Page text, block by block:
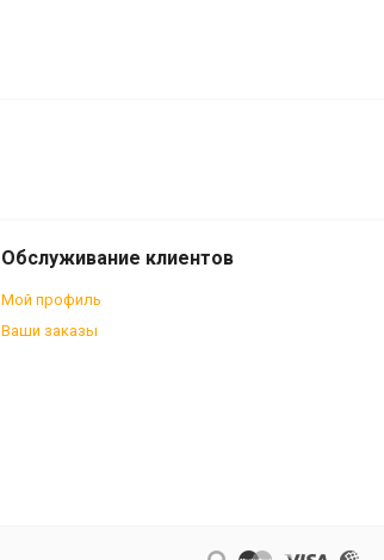
Обслуживание клиентов
Мой профиль
Ваши заказы